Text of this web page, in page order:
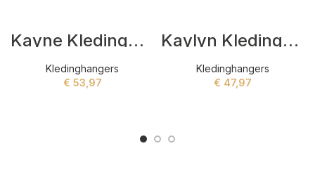
Kayne Kledinghangers Zwart
Kledinghangers
€ 53,97
Kaylyn Kledinghangers Grijs
Kledinghangers
€ 47,97